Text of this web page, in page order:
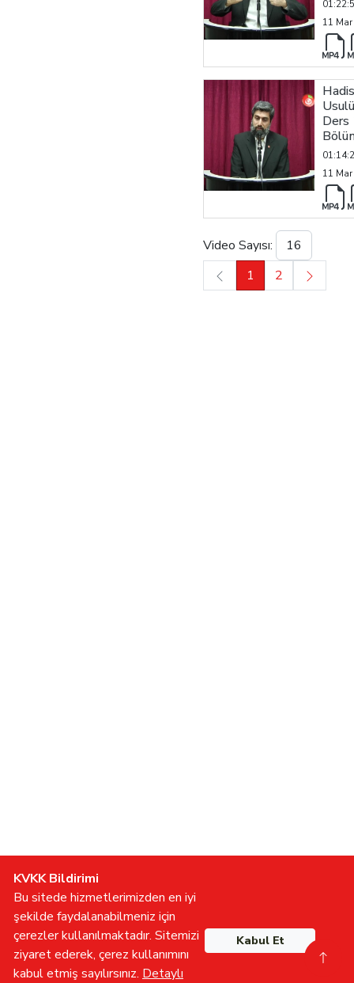
11
Hadis
Ders
11
Video Sayısı:
1
2
KVKK Bildirimi
Bu sitede hizmetlerimizden en iyi
şekilde faydalanabilmeniz için
çerezler kullanılmaktadır. Sitemizi
ziyaret ederek, çerez kullanımını
kabul etmiş sayılırsınız. Detaylı
Kabul Et